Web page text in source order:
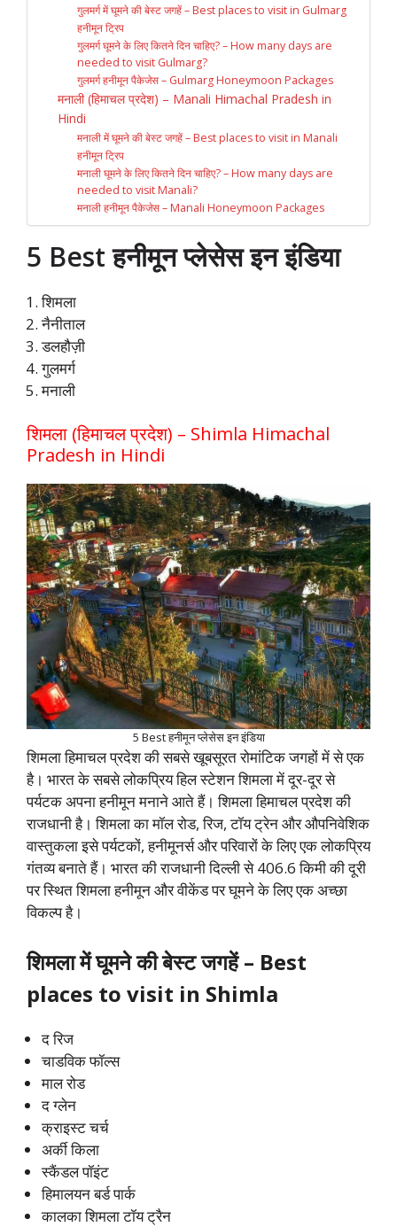
गुलमर्ग में घूमने की बेस्ट जगहें – Best places to visit in Gulmarg
हनीमून ट्रिप
गुलमर्ग घूमने के लिए कितने दिन चाहिए? – How many days are
needed to visit Gulmarg?
गुलमर्ग हनीमून पैकेजेस – Gulmarg Honeymoon Packages
मनाली (हिमाचल प्रदेश) – Manali Himachal Pradesh in
Hindi
मनाली में घूमने की बेस्ट जगहें – Best places to visit in Manali
हनीमून ट्रिप
मनाली घूमने के लिए कितने दिन चाहिए? – How many days are
needed to visit Manali?
मनाली हनीमून पैकेजेस – Manali Honeymoon Packages
5 Best हनीमून प्लेसेस इन इंडिया
शिमला
नैनीताल
डलहौज़ी
गुलमर्ग
मनाली
शिमला (हिमाचल प्रदेश) – Shimla Himachal
Pradesh in Hindi
5 Best हनीमून प्लेसेस इन इंडिया
शिमला हिमाचल प्रदेश की सबसे खूबसूरत रोमांटिक जगहों में से एक
है। भारत के सबसे लोकप्रिय हिल स्टेशन शिमला में दूर-दूर से
पर्यटक अपना हनीमून मनाने आते हैं। शिमला हिमाचल प्रदेश की
राजधानी है। शिमला का मॉल रोड, रिज, टॉय ट्रेन और औपनिवेशिक
वास्तुकला इसे पर्यटकों, हनीमूनर्स और परिवारों के लिए एक लोकप्रिय
गंतव्य बनाते हैं। भारत की राजधानी दिल्ली से 406.6 किमी की दूरी
पर स्थित शिमला हनीमून और वीकेंड पर घूमने के लिए एक अच्छा
विकल्प है।
शिमलामें घूमने की बेस्ट जगहें – Best
places to visit in Shimla
द रिज
चाडविक फॉल्स
माल रोड
द ग्लेन
क्राइस्ट चर्च
अर्की किला
स्कैंडल पॉइंट
हिमालयन बर्ड पार्क
कालका शिमला टॉय ट्रैन